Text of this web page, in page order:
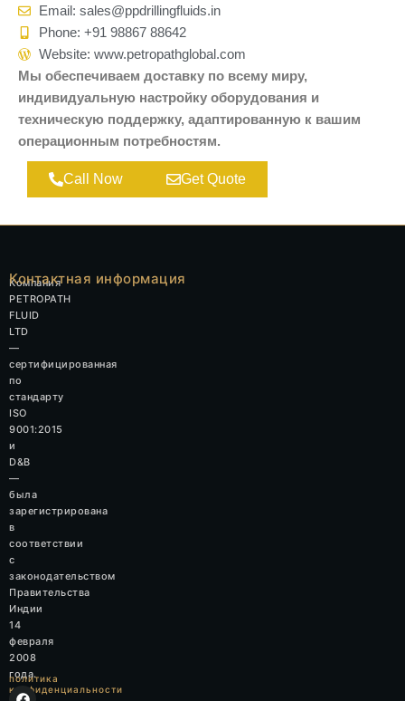
Email: sales@ppdrillingfluids.in
Phone: +91 98867 88642
Website: www.petropathglobal.com
Мы обеспечиваем доставку по всему миру,
индивидуальную настройку оборудования и
техническую поддержку, адаптированную к вашим
операционным потребностям.
Call Now Get Quote
Компания
PETROPATH
FLUID
LTD
—
сертифицированная
по
стандарту
ISO
9001:2015
и
D&B
—
была
зарегистрирована
в
соответствии
с
законодательством
Правительства
Индии
14
февраля
2008
года.
политика
конфиденциальности
F
IL
W
Контактная информация